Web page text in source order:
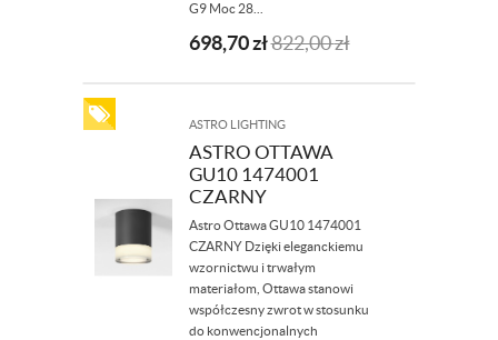
G9 Moc 28...
698,70zł822,00zł
ASTRO LIGHTING
ASTRO OTTAWA
GU10 1474001
CZARNY
Astro Ottawa GU10 1474001
CZARNY Dzięki eleganckiemu
wzornictwu i trwałym
materiałom, Ottawa stanowi
współczesny zwrot w stosunku
do konwencjonalnych